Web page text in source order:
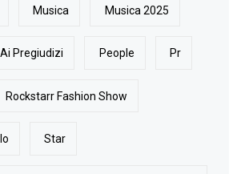
Musica Musica 2025
Ai Pregiudizi People Pr
Rockstarr Fashion Show
Star